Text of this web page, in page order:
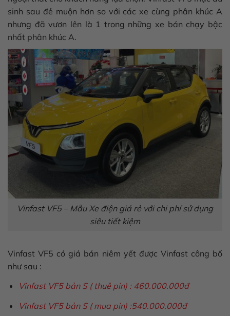
sinh sau đẻ muộn hơn so với các xe cùng phân khúc A
nhưng đã vươn lên là 1 trong những xe bán chạy bậc
nhất phân khúc A.
Vinfast VF5 – Mẫu Xe điện giá rẻ với chi phí sử dụng
siêu tiết kiệm
Vinfast VF5 có giá bán niêm yết được Vinfast công bố
như sau :
Vinfast VF5 bản S ( thuê pin) : 460.000.000đ
Vinfast VF5 bản S ( mua pin) :540.000.000đ